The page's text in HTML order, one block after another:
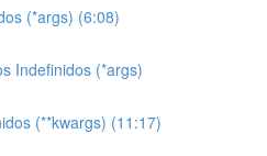
(*args) (6:08)
Indefinidos (*args)
(**kwargs) (11:17)